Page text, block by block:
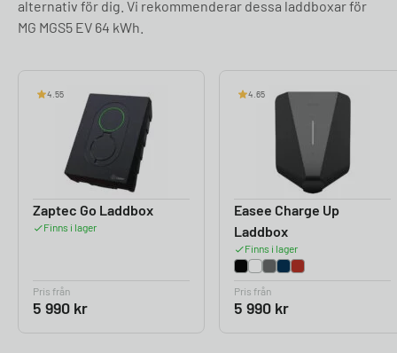
alternativ för dig. Vi rekommenderar dessa laddboxar för
MG MGS5 EV 64 kWh.
4.55
Zaptec Go Laddbox
Finns i lager
Pris från
5 990 kr
4.65
Easee Charge Up
Laddbox
Finns i lager
Pris från
5 990 kr